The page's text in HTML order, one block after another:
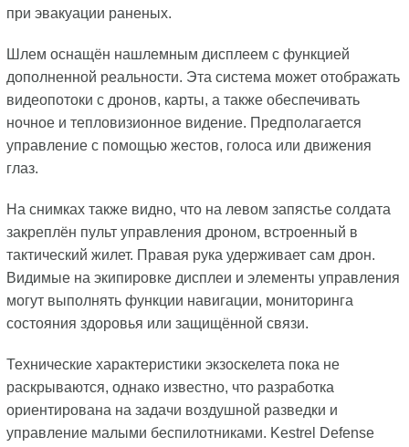
при эвакуации раненых.
Шлем оснащён нашлемным дисплеем с функцией
дополненной реальности. Эта система может отображать
видеопотоки с дронов, карты, а также обеспечивать
ночное и тепловизионное видение. Предполагается
управление с помощью жестов, голоса или движения
глаз.
На снимках также видно, что на левом запястье солдата
закреплён пульт управления дроном, встроенный в
тактический жилет. Правая рука удерживает сам дрон.
Видимые на экипировке дисплеи и элементы управления
могут выполнять функции навигации, мониторинга
состояния здоровья или защищённой связи.
Технические характеристики экзоскелета пока не
раскрываются, однако известно, что разработка
ориентирована на задачи воздушной разведки и
управление малыми беспилотниками. Kestrel Defense